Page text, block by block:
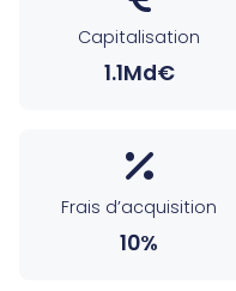
Capitalisation
1.1Md€
Frais d’acquisition
10%